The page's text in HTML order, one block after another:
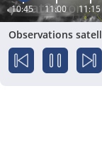
10:45 11:00 11:15
Observations